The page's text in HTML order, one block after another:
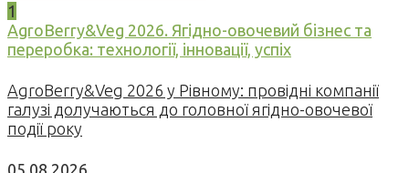
1
AgroBerry&Veg 2026. Ягідно-овочевий бізнес та
переробка: технології, інновації, успіх
AgroBerry&Veg 2026 у Рівному: провідні компанії
галузі долучаються до головної ягідно-овочевої
події року
05.08.2026